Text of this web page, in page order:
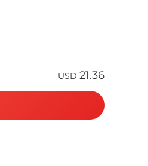
USD 21.36